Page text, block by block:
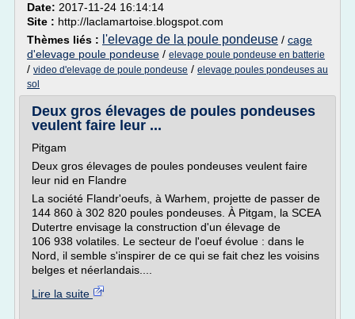
Date: 2017-11-24 16:14:14
Site : http://laclamartoise.blogspot.com
Thèmes liés : l'elevage de la poule pondeuse / cage
d'elevage poule pondeuse / elevage poule pondeuse en batterie
/ video d'elevage de poule pondeuse / elevage poules pondeuses au
sol
Deux gros élevages de poules pondeuses
veulent faire leur ...
Pitgam
Deux gros élevages de poules pondeuses veulent faire
leur nid en Flandre
La société Flandr'oeufs, à Warhem, projette de passer de
144 860 à 302 820 poules pondeuses. À Pitgam, la SCEA
Dutertre envisage la construction d'un élevage de
106 938 volatiles. Le secteur de l'oeuf évolue : dans le
Nord, il semble s'inspirer de ce qui se fait chez les voisins
belges et néerlandais....
Lire la suite